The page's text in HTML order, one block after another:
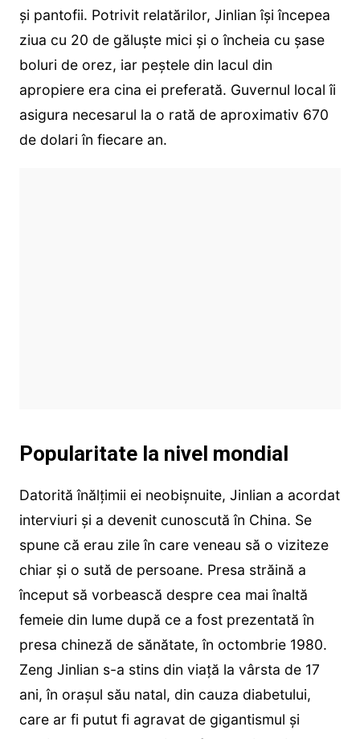
și pantofii. Potrivit relatărilor, Jinlian își începea
ziua cu 20 de găluște mici și o încheia cu șase
boluri de orez, iar peștele din lacul din
apropiere era cina ei preferată. Guvernul local îi
asigura necesarul la o rată de aproximativ 670
de dolari în fiecare an.
Popularitate la nivel mondial
Datorită înălțimii ei neobișnuite, Jinlian a acordat
interviuri și a devenit cunoscută în China. Se
spune că erau zile în care veneau să o viziteze
chiar și o sută de persoane. Presa străină a
început să vorbească despre cea mai înaltă
femeie din lume după ce a fost prezentată în
presa chineză de sănătate, în octombrie 1980.
Zeng Jinlian s-a stins din viață la vârsta de 17
ani, în orașul său natal, din cauza diabetului,
care ar fi putut fi agravat de gigantismul și